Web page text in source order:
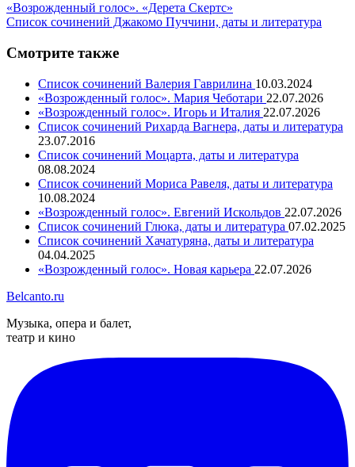
«Возрожденный голос». «Дерета Скертс»
Список сочинений Джакомо Пуччини, даты и литература
Смотрите также
Список сочинений Валерия Гаврилина 10.03.2024
«Возрожденный голос». Мария Чеботари 22.07.2026
«Возрожденный голос». Игорь и Италия 22.07.2026
Список сочинений Рихарда Вагнера, даты и литература
23.07.2016
Список сочинений Моцарта, даты и литература
08.08.2024
Список сочинений Мориса Равеля, даты и литература
10.08.2024
«Возрожденный голос». Евгений Искольдов 22.07.2026
Список сочинений Глюка, даты и литература 07.02.2025
Список сочинений Хачатуряна, даты и литература
04.04.2025
«Возрожденный голос». Новая карьера 22.07.2026
Belcanto.ru
Музыка, опера и балет,
театр и кино